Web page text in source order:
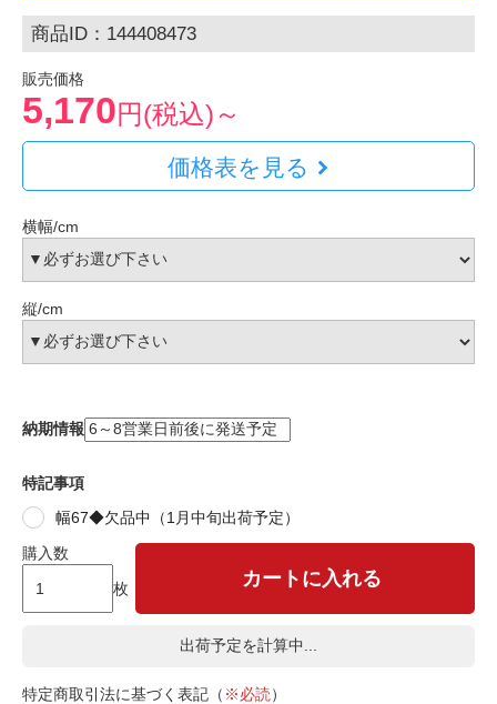
商品ID：144408473
販売価格
5,170円(税込)～
価格表を見る
横幅/cm
縦/cm
納期情報
特記事項
幅67◆欠品中（1月中旬出荷予定）
購入数
枚
カートに入れる
出荷予定を計算中...
特定商取引法に基づく表記（ ※必読）